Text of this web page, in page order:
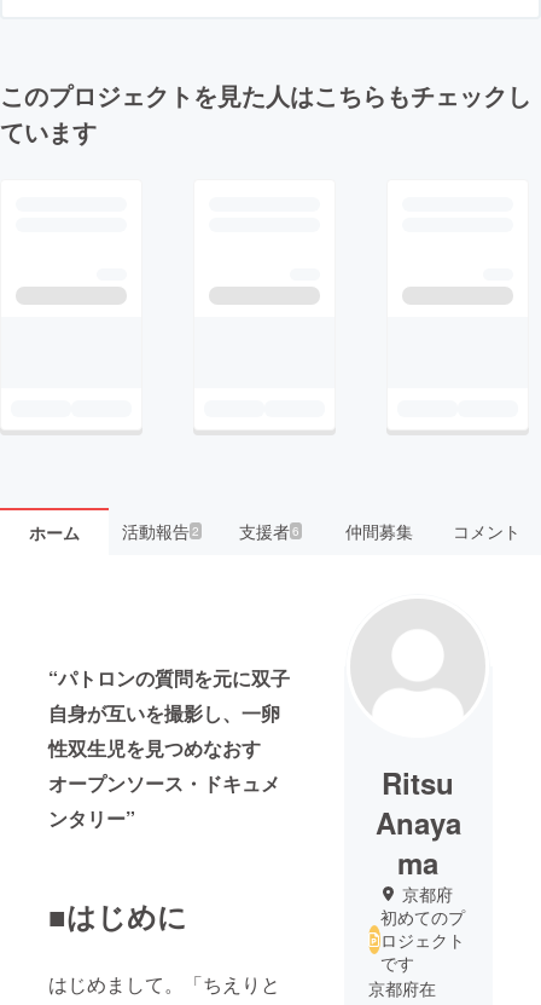
このプロジェクトを見た人はこちらもチェックし
ています
ホーム 活動報告2 支援者6 仲間募集 コメント
“パトロンの質問を元に双子
自身が互いを撮影し、一卵
性双生児を見つめなおす
オープンソース・ドキュメ
ンタリー”
■はじめに
はじめまして。「ちえりと
Ritsu
Anaya
ma
京都府
初めてのプ
ロジェクト
です
京都府在